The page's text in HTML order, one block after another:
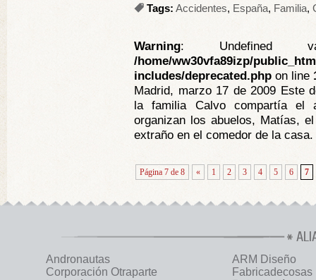
Tags: Accidentes, España, Familia,
Warning: Undefined
/home/ww30vfa89izp/
includes/deprecated.php on line
Madrid, marzo 17 de 2009 Este
la familia Calvo compartía el
organizan los abuelos, Matías,
extraño en el comedor de la
Página 7 de 8 « 1 2 3 4 5 6 7
Andronautas
ARM Diseño
Corporación Otraparte
Fabricadecosas